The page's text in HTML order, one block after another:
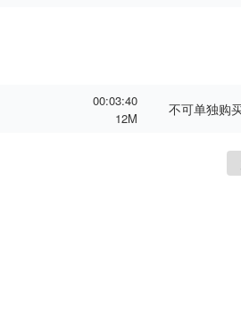
00:03:40
12M
不可单独购